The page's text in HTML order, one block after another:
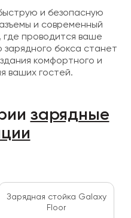
и безопасную
и современный
где проводится ваше
бокса станет
комфортного и
ваших гостей.
зарядные
Зарядная стойка Galaxy
Floor